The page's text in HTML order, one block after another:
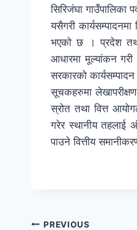
सिरिजंघा गाउँपालिका
यसैगरी
भएको छ । प्रदेश तथा
आधारमा मूल्यांकन
सरकारको
सूचकहरुमा
स्रोत तथा वित्त
गरेर स्थानीय तहलाई
पाउने वित्तीय
PREVIOUS